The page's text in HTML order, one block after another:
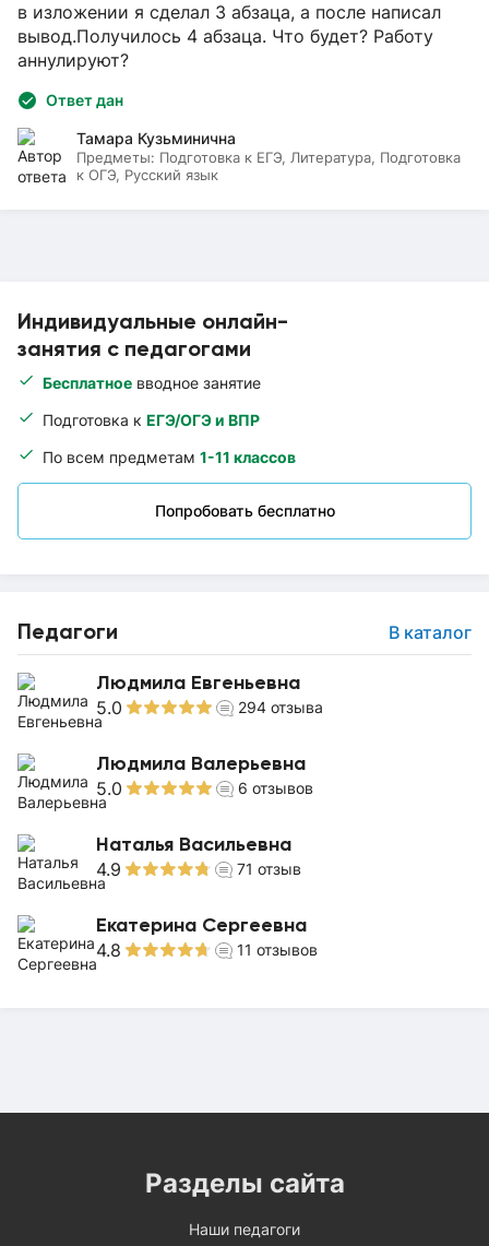
Индивидуальные онлайн-
занятия с педагогами
Бесплатное вводное занятие
Подготовка к ЕГЭ/ОГЭ и ВПР
По всем предметам 1-11 классов
Попробовать бесплатно
Педагоги В каталог
Людмила Евгеньевна
5.0 294 отзыва
Людмила Валерьевна
5.0 6 отзывов
Наталья Васильевна
4.9 71 отзыв
Екатерина Сергеевна
4.8 11 отзывов
в изложении я сделал 3 абзаца, а после написал
вывод.Получилось 4 абзаца. Что будет? Работу
аннулируют?
Ответ дан
Тамара Кузьминична
Предметы: Подготовка к ЕГЭ, Литература, Подготовка
к ОГЭ, Русский язык
Разделы сайта
Наши педагоги